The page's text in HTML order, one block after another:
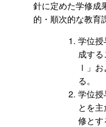
針に定めた学修成
的・順次的な教育
学位授
成す
Ⅰ」
る。
学位授
とを
修とす